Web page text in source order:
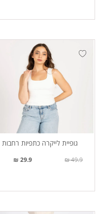
גופיית לייקרה כתפיות רחבות
29.9 ₪ 49.9 ₪